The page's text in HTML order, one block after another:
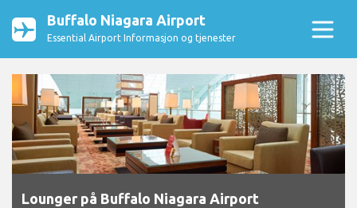
Buffalo Niagara Airport
Essential Airport Informasjon og tjenester
Lounger på Buffalo Niagara Airport